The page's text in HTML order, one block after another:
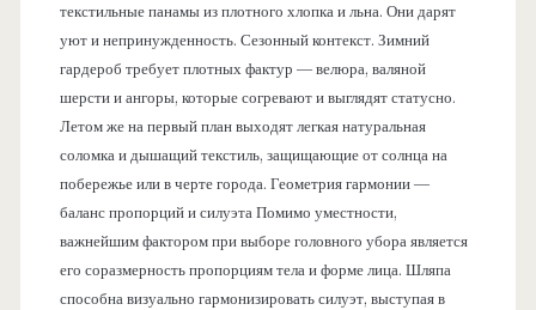
текстильные панамы из плотного хлопка и льна. Они дарят
уют и непринужденность. Сезонный контекст. Зимний
гардероб требует плотных фактур — велюра, валяной
шерсти и ангоры, которые согревают и выглядят статусно.
Летом же на первый план выходят легкая натуральная
соломка и дышащий текстиль, защищающие от солнца на
побережье или в черте города. Геометрия гармонии —
баланс пропорций и силуэта Помимо уместности,
важнейшим фактором при выборе головного убора является
его соразмерность пропорциям тела и форме лица. Шляпа
способна визуально гармонизировать силуэт, выступая в